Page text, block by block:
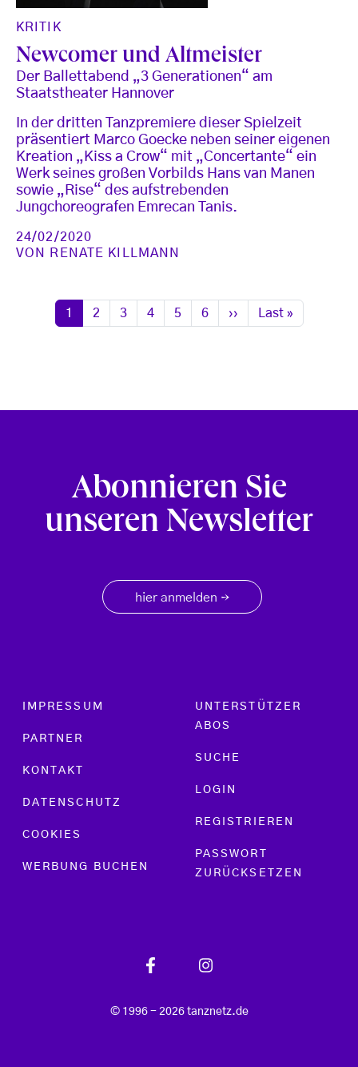
KRITIK
Newcomer und Altmeister
Der Ballettabend „3 Generationen“ am
Staatstheater Hannover
In der dritten Tanzpremiere dieser Spielzeit
präsentiert Marco Goecke neben seiner eigenen
Kreation „Kiss a Crow“ mit „Concertante“ ein
Werk seines großen Vorbilds Hans van Manen
sowie „Rise“ des aufstrebenden
Jungchoreografen Emrecan Tanis.
24/02/2020
VON
RENATE KILLMANN
Seitennummerierung
Seite
1 Seite
2 Seite
3 Seite
4 Seite
5 Seite
6 Nächste Seite
›› Letzte Seite
Last »
Abonnieren Sie
unseren Newsletter
hier anmelden →
Footer menu
IMPRESSUM
PARTNER
KONTAKT
DATENSCHUTZ
COOKIES
WERBUNG BUCHEN
UNTERSTÜTZER
ABOS
SUCHE
LOGIN
REGISTRIEREN
PASSWORT
ZURÜCKSETZEN
© 1996 - 2026 tanznetz.de